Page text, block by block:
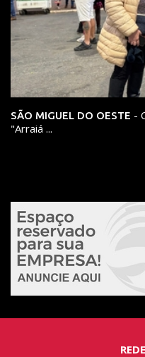
SÃO MIGUEL DO OESTE -
"Arraiá ...